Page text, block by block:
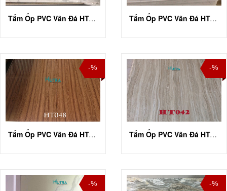
Tấm Ốp PVC Vân Đá HT-A045 Tấm Ốp PVC Vân Đá HT-A034
-%
Tấm Ốp PVC Vân Đá HT-A048
-%
Tấm Ốp PVC Vân Đá HT-A042
-% -%